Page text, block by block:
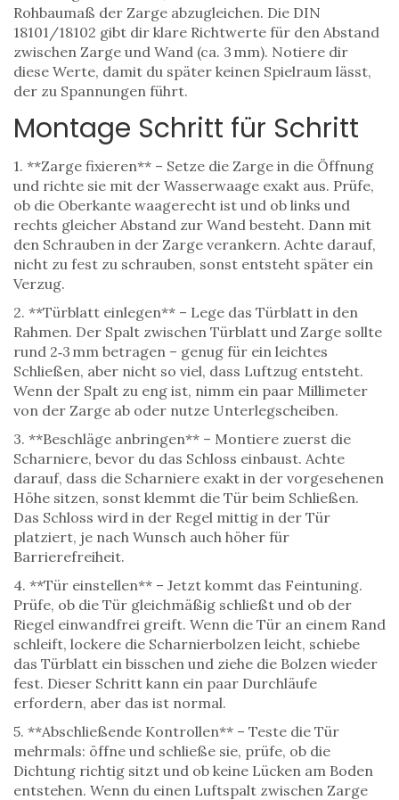
Rohbaumaß der Zarge abzugleichen. Die DIN
18101/18102 gibt dir klare Richtwerte für den Abstand
zwischen Zarge und Wand (ca. 3 mm). Notiere dir
diese Werte, damit du später keinen Spielraum lässt,
der zu Spannungen führt.
Montage Schritt für Schritt
1. **Zarge fixieren** – Setze die Zarge in die Öffnung
und richte sie mit der Wasserwaage exakt aus. Prüfe,
ob die Oberkante waagerecht ist und ob links und
rechts gleicher Abstand zur Wand besteht. Dann mit
den Schrauben in der Zarge verankern. Achte darauf,
nicht zu fest zu schrauben, sonst entsteht später ein
Verzug.
2. **Türblatt einlegen** – Lege das Türblatt in den
Rahmen. Der Spalt zwischen Türblatt und Zarge sollte
rund 2‑3 mm betragen – genug für ein leichtes
Schließen, aber nicht so viel, dass Luftzug entsteht.
Wenn der Spalt zu eng ist, nimm ein paar Millimeter
von der Zarge ab oder nutze Unterlegscheiben.
3. **Beschläge anbringen** – Montiere zuerst die
Scharniere, bevor du das Schloss einbaust. Achte
darauf, dass die Scharniere exakt in der vorgesehenen
Höhe sitzen, sonst klemmt die Tür beim Schließen.
Das Schloss wird in der Regel mittig in der Tür
platziert, je nach Wunsch auch höher für
Barrierefreiheit.
4. **Tür einstellen** – Jetzt kommt das Feintuning.
Prüfe, ob die Tür gleichmäßig schließt und ob der
Riegel einwandfrei greift. Wenn die Tür an einem Rand
schleift, lockere die Scharnierbolzen leicht, schiebe
das Türblatt ein bisschen und ziehe die Bolzen wieder
fest. Dieser Schritt kann ein paar Durchläufe
erfordern, aber das ist normal.
5. **Abschließende Kontrollen** – Teste die Tür
mehrmals: öffne und schließe sie, prüfe, ob die
Dichtung richtig sitzt und ob keine Lücken am Boden
entstehen. Wenn du einen Luftspalt zwischen Zarge